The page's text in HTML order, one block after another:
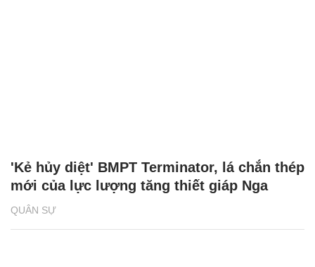
QUÂN SỰ
'Kẻ hủy diệt' BMPT Terminator, lá chắn thép
mới của lực lượng tăng thiết giáp Nga